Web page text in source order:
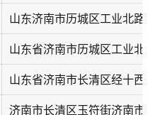
山东济南市历城区工业北路
山东省济南市历城区工业北
山东省济南市长清区经十西